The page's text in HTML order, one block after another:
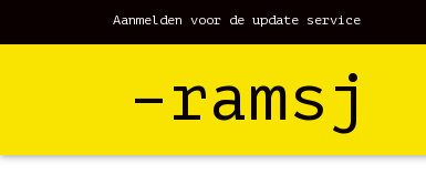
Aanmelden voor de update service
–ramsj